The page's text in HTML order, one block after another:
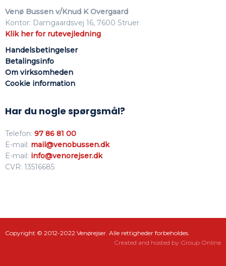
Venø Bussen v/Knud K Overgaard
Kontor: Damgaardsvej 16, 7600 Struer
Klik her for rutevejledning
Handelsbetingelser
Betalingsinfo
Om virksomhed​en
Cookie information
Har du nogle spørgsmål?
Telefon: 97 86 81 00
E-mail: mail@venobussen.dk
E-mail: info@venorejser.dk
CVR: 13516685
​Copyright © 2012-2022 Venørejser. Alle rettigheder forbeholdes.​
Created and hosted by Group Online